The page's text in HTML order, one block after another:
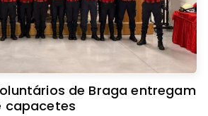
de Braga entregam
capacetes